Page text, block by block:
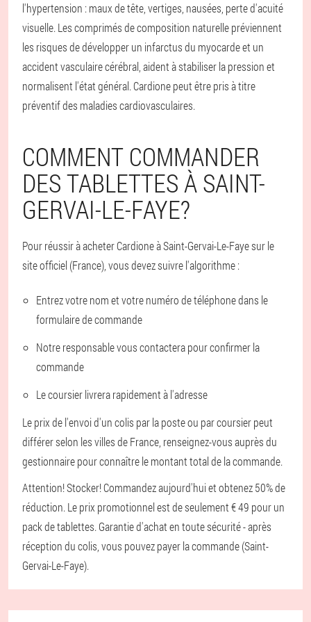
l'hypertension : maux de tête, vertiges, nausées, perte d'acuité
visuelle. Les comprimés de composition naturelle préviennent
les risques de développer un infarctus du myocarde et un
accident vasculaire cérébral, aident à stabiliser la pression et
normalisent l'état général. Cardione peut être pris à titre
préventif des maladies cardiovasculaires.
COMMENT COMMANDER
DES TABLETTES À SAINT-
GERVAI-LE-FAYE?
Pour réussir à acheter Cardione à Saint-Gervai-Le-Faye sur le
site officiel (France), vous devez suivre l'algorithme :
Entrez votre nom et votre numéro de téléphone dans le
formulaire de commande
Notre responsable vous contactera pour confirmer la
commande
Le coursier livrera rapidement à l'adresse
Le prix de l'envoi d'un colis par la poste ou par coursier peut
différer selon les villes de France, renseignez-vous auprès du
gestionnaire pour connaître le montant total de la commande.
Attention! Stocker! Commandez aujourd'hui et obtenez 50% de
réduction. Le prix promotionnel est de seulement € 49 pour un
pack de tablettes. Garantie d'achat en toute sécurité - après
réception du colis, vous pouvez payer la commande (Saint-
Gervai-Le-Faye).